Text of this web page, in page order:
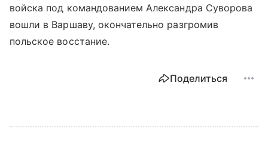
войска под командованием Александра Суворова
вошли в Варшаву, окончательно разгромив
польское восстание.
Поделиться